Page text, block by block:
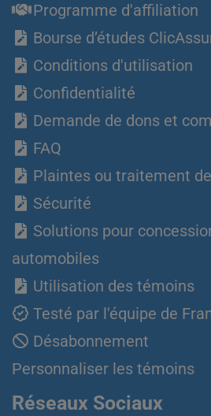
Programme d'affiliation
Bourse d’études
Conditions d'utilisation
Confidentialité
Demande de dons et
FAQ
Plaintes ou traitement
Sécurité
Solutions pour
automobiles
Utilisation des témoins
Testé par l'équipe de
Désabonnement
Personnaliser les témoins
Réseaux Sociaux